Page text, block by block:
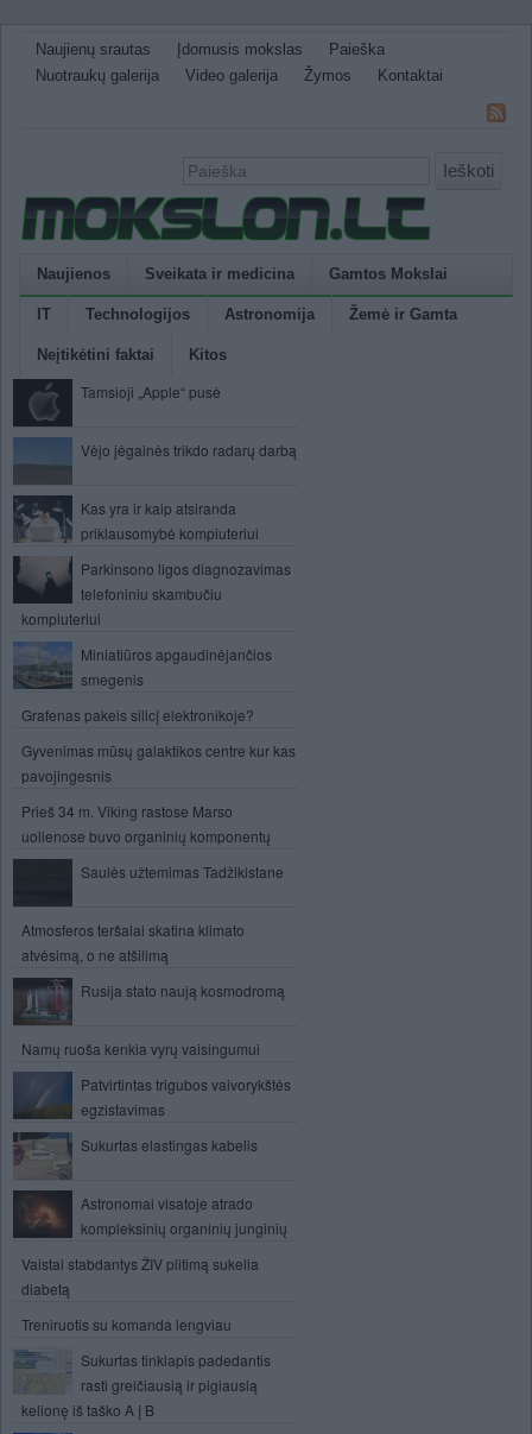
Naujienų srautas Įdomusis mokslas
Paieška
Nuotraukų galerija
Video galerija Žymos Kontaktai
Ieškoti
Naujienos Sveikata ir medicina Gamtos Mokslai
IT Technologijos Astronomija Žemė ir Gamta
Neįtikėtini faktai Kitos
Tamsioji „Apple“ pusė
Vėjo jėgainės trikdo radarų darbą
Kas yra ir kaip atsiranda
priklausomybė kompiuteriui
Parkinsono ligos diagnozavimas
telefoniniu skambučiu
kompiuteriui
Miniatiūros apgaudinėjančios
smegenis
Grafenas pakeis silicį elektronikoje?
Gyvenimas mūsų galaktikos centre kur kas
pavojingesnis
Prieš 34 m. Viking rastose Marso
uolienose buvo organinių komponentų
Saulės užtemimas Tadžikistane
Atmosferos teršalai skatina klimato
atvėsimą, o ne atšilimą
Rusija stato naują kosmodromą
Namų ruoša kenkia vyrų vaisingumui
Patvirtintas trigubos vaivorykštės
egzistavimas
Sukurtas elastingas kabelis
Astronomai visatoje atrado
kompleksinių organinių junginių
Vaistai stabdantys ŽIV plitimą sukelia
diabetą
Treniruotis su komanda lengviau
Sukurtas tinklapis padedantis
rasti greičiausią ir pigiausią
kelionę iš taško A į B